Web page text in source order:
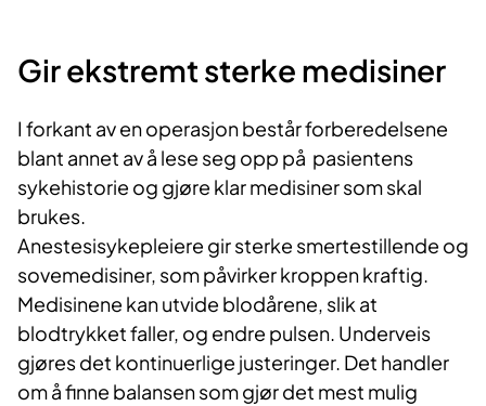
Gir ekstremt sterke medisiner
I forkant av en operasjon består forberedelsene
blant annet av å lese seg opp på pasientens
sykehistorie og gjøre klar medisiner som skal
brukes.
Anestesisykepleiere gir sterke smertestillende og
sovemedisiner, som påvirker kroppen kraftig.
Medisinene kan utvide blodårene, slik at
blodtrykket faller, og endre pulsen. Underveis
gjøres det kontinuerlige justeringer. Det handler
om å finne balansen som gjør det mest mulig